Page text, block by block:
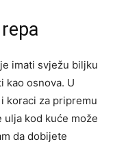
imati svježu biljku
kao osnova. U
koraci za pripremu
kod kuće može
da dobijete